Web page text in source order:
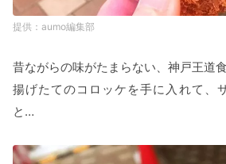
aumo編集部
昔ながらの味がたまらない、神戸王道
揚げたてのコロッケを手に入れて、
と…